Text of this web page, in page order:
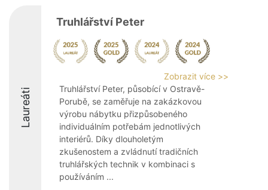
Laureáti
Truhlářství Peter
Zobrazit více >>
Truhlářství Peter, působící v Ostravě-
Porubě, se zaměřuje na zakázkovou
výrobu nábytku přizpůsobeného
individuálním potřebám jednotlivých
interiérů. Díky dlouholetým
zkušenostem a zvládnutí tradičních
truhlářských technik v kombinaci s
používáním ...